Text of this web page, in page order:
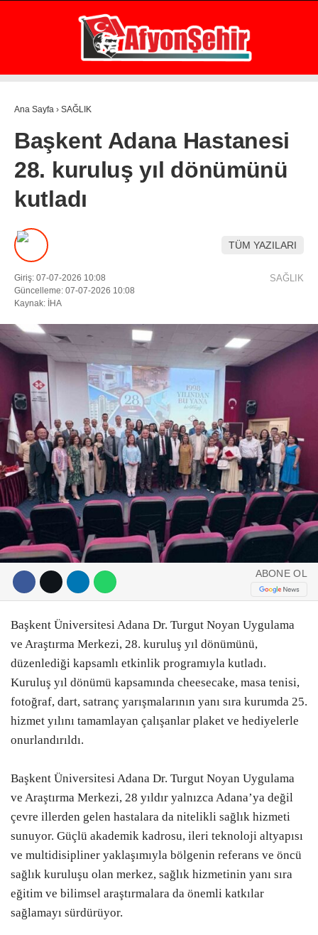
Facebook
Instagram
Youtube
21.8 °
AFYON
GÜNDEM
EKONOMİ
ASAYİŞ
POLİTİKA
SPOR
SAĞLIK
EĞİTİM
ÇEVRE
RESMI İLANLAR
E-GAZETE
CANLI YAYIN
Ana Sayfa › SAĞLIK
Başkent Adana Hastanesi
28. kuruluş yıl dönümünü
kutladı
TÜM YAZILARI
Giriş: 07-07-2026 10:08
Güncelleme: 07-07-2026 10:08
Kaynak: İHA
SAĞLIK
ABONE OL
Başkent Üniversitesi Adana Dr. Turgut Noyan Uygulama
ve Araştırma Merkezi, 28. kuruluş yıl dönümünü,
düzenlediği kapsamlı etkinlik programıyla kutladı.
Kuruluş yıl dönümü kapsamında cheesecake, masa tenisi,
fotoğraf, dart, satranç yarışmalarının yanı sıra kurumda 25.
hizmet yılını tamamlayan çalışanlar plaket ve hediyelerle
onurlandırıldı.
Başkent Üniversitesi Adana Dr. Turgut Noyan Uygulama
ve Araştırma Merkezi, 28 yıldır yalnızca Adana’ya değil
çevre illerden gelen hastalara da nitelikli sağlık hizmeti
sunuyor. Güçlü akademik kadrosu, ileri teknoloji altyapısı
ve multidisipliner yaklaşımıyla bölgenin referans ve öncü
sağlık kuruluşu olan merkez, sağlık hizmetinin yanı sıra
eğitim ve bilimsel araştırmalara da önemli katkılar
sağlamayı sürdürüyor.